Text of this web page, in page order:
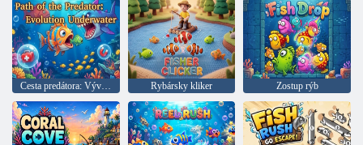
Cesta predátora: Vývoj podmorského sveta Rybársky kliker Zostup rýb